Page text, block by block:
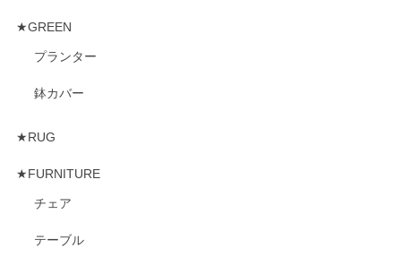
★GREEN
プランター
鉢カバー
★RUG
★FURNITURE
チェア
テーブル